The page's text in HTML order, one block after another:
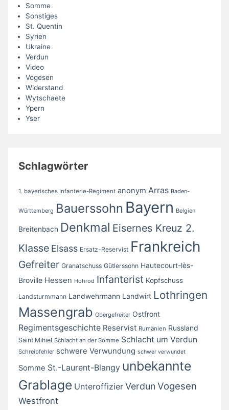
Somme
Sonstiges
St. Quentin
Syrien
Ukraine
Verdun
Video
Vogesen
Widerstand
Wytschaete
Ypern
Yser
Schlagwörter
1. bayerisches Infanterie-Regiment anonym Arras Baden-
Württemberg Bauerssohn Bayern Belgien
Breitenbach Denkmal Eisernes Kreuz 2.
Klasse Elsass Ersatz-Reservist Frankreich
Gefreiter Granatschuss Gütlerssohn Hautecourt-lès-
Broville Hessen Hohrod Infanterist Kopfschuss
Landsturmmann Landwehrmann Landwirt Lothringen
Massengrab Obergefreiter Ostfront
Regimentsgeschichte Reservist Rumänien Russland
Saint Mihiel Schlacht an der Somme Schlacht um Verdun
Schreibfehler schwere Verwundung schwer verwundet
Somme St.-Laurent-Blangy unbekannte
Grablage Unteroffizier Verdun Vogesen
Westfront